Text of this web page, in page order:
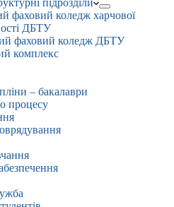
підрозділи
фаховий коледж харчової
ДБТУ
фаховий коледж ДБТУ
комплекс
– бакалаври
процесу